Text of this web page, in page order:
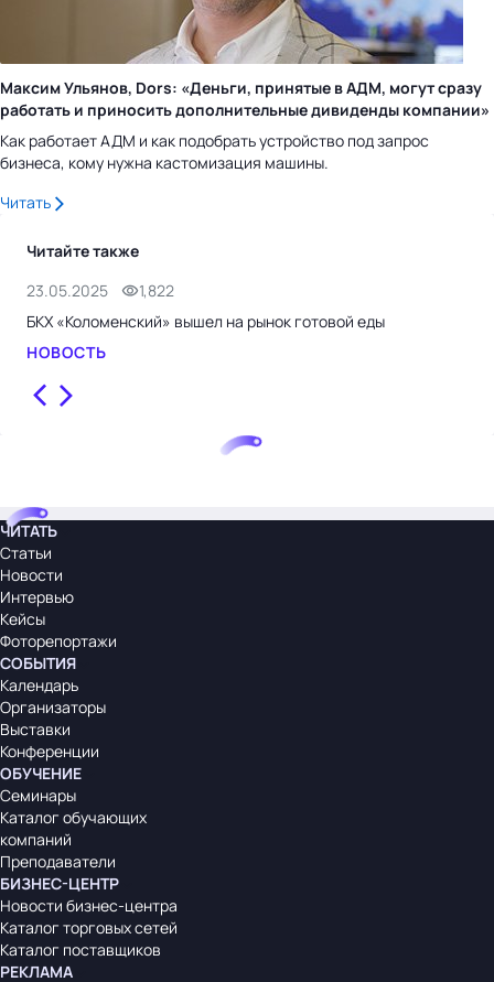
Максим Ульянов, Dors: «Деньги, принятые в АДМ, могут сразу
работать и приносить дополнительные дивиденды компании»
Как работает АДМ и как подобрать устройство под запрос
бизнеса, кому нужна кастомизация машины.
Читать
Читайте также
23.05.2025
1,822
БКХ «Коломенский» вышел на рынок готовой еды
НОВОСТЬ
ЧИТАТЬ
Статьи
Новости
Интервью
Кейсы
Фоторепортажи
СОБЫТИЯ
Календарь
Организаторы
Выставки
Конференции
ОБУЧЕНИЕ
Семинары
Каталог обучающих
компаний
Преподаватели
БИЗНЕС-ЦЕНТР
Новости бизнес-центра
Каталог торговых сетей
Каталог поставщиков
РЕКЛАМА